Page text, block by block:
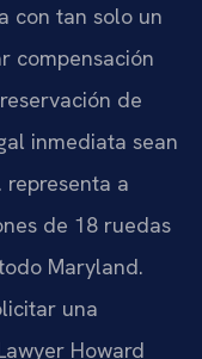
con tan solo un
compensación
de
inmediata sean
representa a
de 18 ruedas
Maryland.
una
Howard